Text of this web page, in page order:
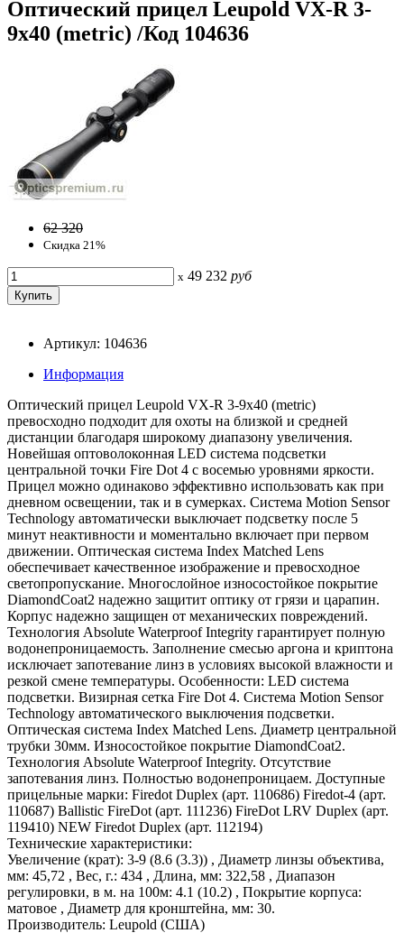
Оптический прицел Leupold VX-R 3-
9x40 (metric) /Код 104636
62 320
Скидка 21%
x 49 232 руб
Артикул: 104636
Информация
Оптический прицел Leupold VX-R 3-9x40 (metric)
превосходно подходит для охоты на близкой и средней
дистанции благодаря широкому диапазону увеличения.
Новейшая оптоволоконная LED система подсветки
центральной точки Fire Dot 4 с восемью уровнями яркости.
Прицел можно одинаково эффективно использовать как при
дневном освещении, так и в сумерках. Система Motion Sensor
Technology автоматически выключает подсветку после 5
минут неактивности и моментально включает при первом
движении. Оптическая система Index Matched Lens
обеспечивает качественное изображение и превосходное
светопропускание. Многослойное износостойкое покрытие
DiamondCoat2 надежно защитит оптику от грязи и царапин.
Корпус надежно защищен от механических повреждений.
Технология Absolute Waterproof Integrity гарантирует полную
водонепроницаемость. Заполнение смесью аргона и криптона
исключает запотевание линз в условиях высокой влажности и
резкой смене температуры. Особенности: LED система
подсветки. Визирная сетка Fire Dot 4. Система Motion Sensor
Technology автоматического выключения подсветки.
Оптическая система Index Matched Lens. Диаметр центральной
трубки 30мм. Износостойкое покрытие DiamondCoat2.
Технология Absolute Waterproof Integrity. Отсутствие
запотевания линз. Полностью водонепроницаем. Доступные
прицельные марки: Firedot Duplex (арт. 110686) Firedot-4 (арт.
110687) Ballistic FireDot (арт. 111236) FireDot LRV Duplex (арт.
119410) NEW Firedot Duplex (арт. 112194)
Технические характеристики:
Увеличение (крат): 3-9 (8.6 (3.3)) , Диаметр линзы объектива,
мм: 45,72 , Вес, г.: 434 , Длина, мм: 322,58 , Диапазон
регулировки, в м. на 100м: 4.1 (10.2) , Покрытие корпуса:
матовое , Диаметр для кронштейна, мм: 30.
Производитель: Leupold (США)